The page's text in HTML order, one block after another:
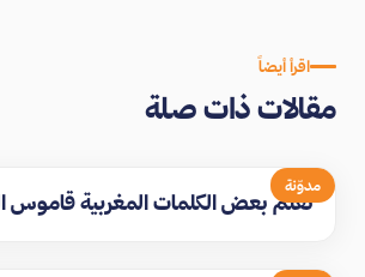
اقرأ أيضاً
مقالات ذات صلة
مدوّنة
تعلم بعض الكلمات المغربية قاموس